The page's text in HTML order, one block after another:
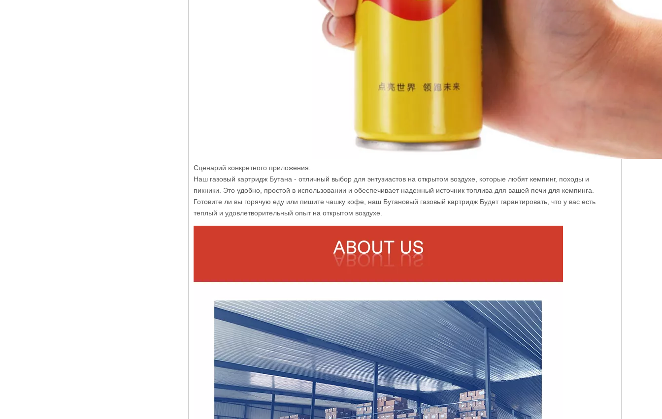
Сценарий конкретного приложения:
Наш газовый картридж Бутана - отличный выбор для энтузиастов на открытом воздухе, которые любят кемпинг, походы и
пикники. Это удобно, простой в использовании и обеспечивает надежный источник топлива для вашей печи для кемпинга.
Готовите ли вы горячую еду или пишите чашку кофе, наш Бутановый газовый картридж Будет гарантировать, что у вас есть
теплый и удовлетворительный опыт на открытом воздухе.